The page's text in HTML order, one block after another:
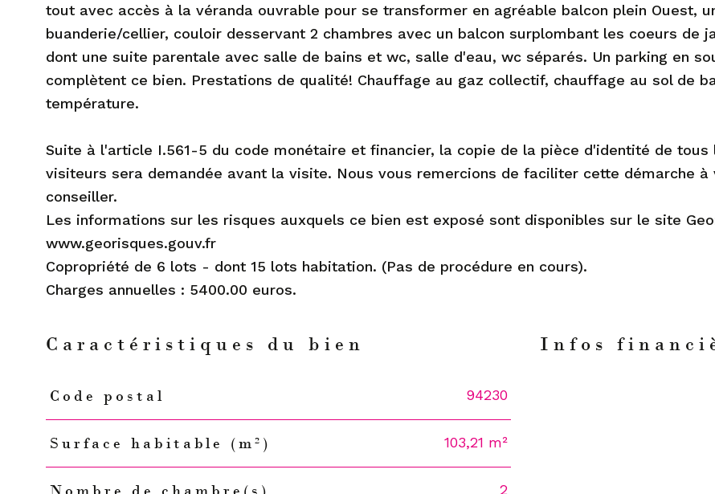
tout avec accès à la véranda ouvrable pour se transformer en agréable balcon plein Ouest,
buanderie/cellier, couloir desservant 2 chambres avec un balcon surplombant les coeurs de
dont une suite parentale avec salle de bains et wc, salle d'eau, wc séparés. Un parking en
complètent ce bien. Prestations de qualité! Chauffage au gaz collectif, chauffage au sol de
température.
Suite à l'article I.561-5 du code monétaire et financier, la copie de la pièce d'identité de tous
visiteurs sera demandée avant la visite. Nous vous remercions de faciliter cette démarche à
conseiller.
Les informations sur les risques auxquels ce bien est exposé sont disponibles sur le site
www.georisques.gouv.fr
Copropriété de 6 lots - dont 15 lots habitation. (Pas de procédure en cours).
Caractéristiques du bien
Caractéristiques
Code postal 94230
Surface habitable (m²) 103,21 m²
2
Infos